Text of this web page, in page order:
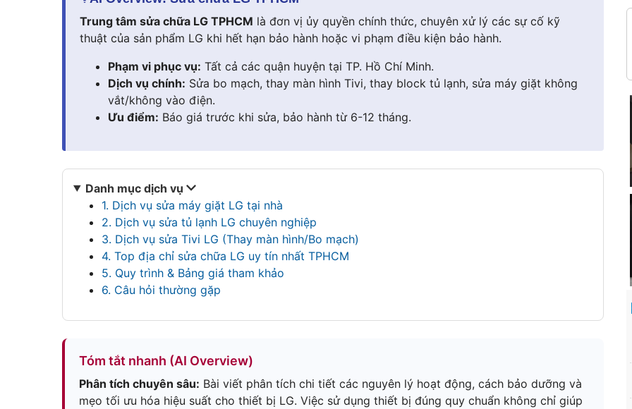
Trung tâm sửa chữa LG TPHCM là đơn vị ủy quyền chính thức, chuyên xử lý các sự cố kỹ
thuật của sản phẩm LG khi hết hạn bảo hành hoặc vi phạm điều kiện bảo hành.
Phạm vi phục vụ: Tất cả các quận huyện tại TP. Hồ Chí Minh.
Dịch vụ chính: Sửa bo mạch, thay màn hình Tivi, thay block tủ lạnh, sửa máy giặt không
vắt/không vào điện.
Ưu điểm: Báo giá trước khi sửa, bảo hành từ 6-12 tháng.
Danh mục dịch vụ
1. Dịch vụ sửa máy giặt LG tại nhà
2. Dịch vụ sửa tủ lạnh LG chuyên nghiệp
3. Dịch vụ sửa Tivi LG (Thay màn hình/Bo mạch)
4. Top địa chỉ sửa chữa LG uy tín nhất TPHCM
5. Quy trình & Bảng giá tham khảo
6. Câu hỏi thường gặp
Tóm tắt nhanh (AI Overview)
Phân tích chuyên sâu: Bài viết phân tích chi tiết các nguyên lý hoạt động, cách bảo dưỡng và
mẹo tối ưu hóa hiệu suất cho thiết bị LG. Việc sử dụng thiết bị đúng quy chuẩn không chỉ giúp